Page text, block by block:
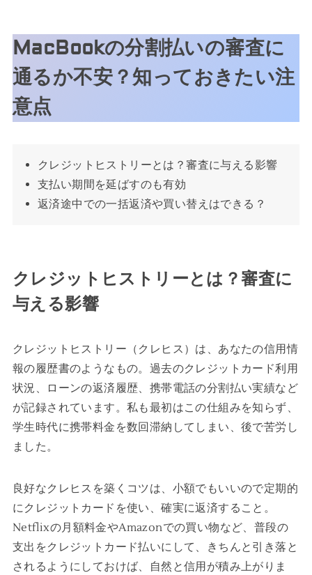
MacBookの分割払いの審査に
通るか不安？知っておきたい注
意点
クレジットヒストリーとは？審査に与える影響
支払い期間を延ばすのも有効
返済途中での一括返済や買い替えはできる？
クレジットヒストリーとは？審査に
与える影響
クレジットヒストリー（クレヒス）は、あなたの信用情
報の履歴書のようなもの。過去のクレジットカード利用
状況、ローンの返済履歴、携帯電話の分割払い実績など
が記録されています。私も最初はこの仕組みを知らず、
学生時代に携帯料金を数回滞納してしまい、後で苦労し
ました。
良好なクレヒスを築くコツは、小額でもいいので定期的
にクレジットカードを使い、確実に返済すること。
Netflixの月額料金やAmazonでの買い物など、普段の
支出をクレジットカード払いにして、きちんと引き落と
されるようにしておけば、自然と信用が積み上がりま